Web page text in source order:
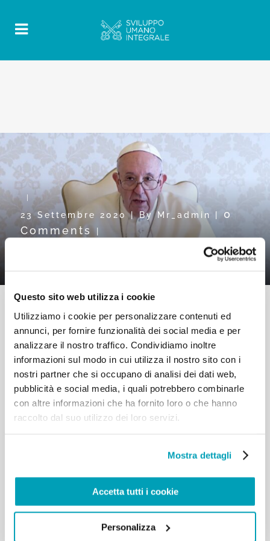
Questo sito web utilizza i cookie
Utilizziamo i cookie per personalizzare contenuti ed
annunci, per fornire funzionalità dei social media e per
analizzare il nostro traffico. Condividiamo inoltre
informazioni sul modo in cui utilizza il nostro sito con i
nostri partner che si occupano di analisi dei dati web,
pubblicità e social media, i quali potrebbero combinarle
con altre informazioni che ha fornito loro o che hanno
raccolto dal suo utilizzo dei loro servizi.
Mostra dettagli
Accetta tutti i cookie
Personalizza
23 Settembre 2020| ByMr_admin |
0
Comments
|
Video del Papa verso la GMMR:
RELATED POSTS: